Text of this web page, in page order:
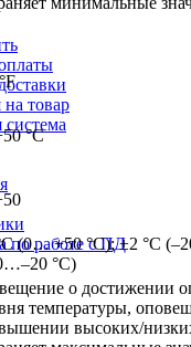
на товар
система
по работе с ПД
°C
(0… +50 °C); ±2 °C
°C)
о достижении
температуры,
высоких/